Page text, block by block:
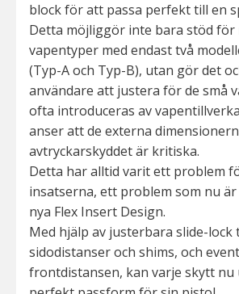
block för att passa perfekt till en
Detta möjliggör inte bara stöd för
vapentyper med endast två
(Typ-A och Typ-B), utan gör det
användare att justera för de små
ofta introduceras av
anser att de externa
avtryckarskyddet är kritiska.
Detta har alltid varit ett problem
insatserna, ett problem som nu är
nya Flex Insert Design.
Med hjälp av justerbara slide-lock
sidodistanser och shims, och
frontdistansen, kan varje skytt nu